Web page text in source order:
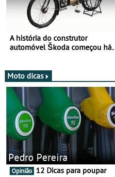
A história do construtor
automóvel Škoda começou há
Moto dicas
Pedro Pereira
Opinião